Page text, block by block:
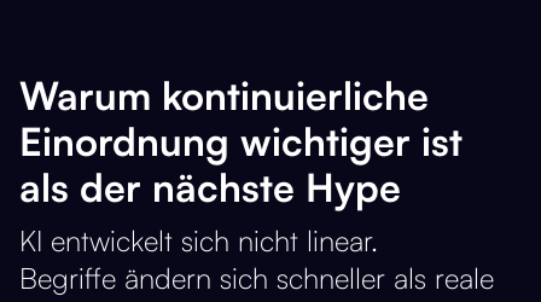
Warum kontinuierliche
Einordnung wichtiger ist
als der nächste Hype
KI entwickelt sich nicht linear.
Begriffe ändern sich schneller als reale